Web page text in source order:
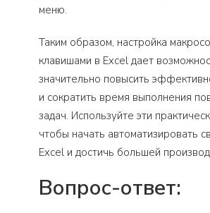
меню.
Таким образом, настройка
клавишами в Excel дает
значительно повысить
и сократить время выполнения
задач. Используйте эти
чтобы начать автоматизировать
Excel и достичь большей
Вопрос-ответ: